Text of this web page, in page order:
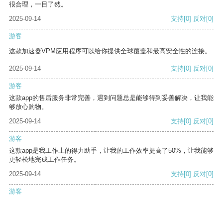
很合理，一目了然。
2025-09-14
支持[0] 反对[0]
游客
这款加速器VPM应用程序可以给你提供全球覆盖和最高安全性的连接。
2025-09-14 支持[0] 反对[0]
游客
这款app的售后服务非常完善，遇到问题总是能够得到妥善解决，让我能
够放心购物。
2025-09-14
支持[0] 反对[0]
游客
这款app是我工作上的得力助手，让我的工作效率提高了50%，让我能够
更轻松地完成工作任务。
2025-09-14
支持[0] 反对[0]
游客